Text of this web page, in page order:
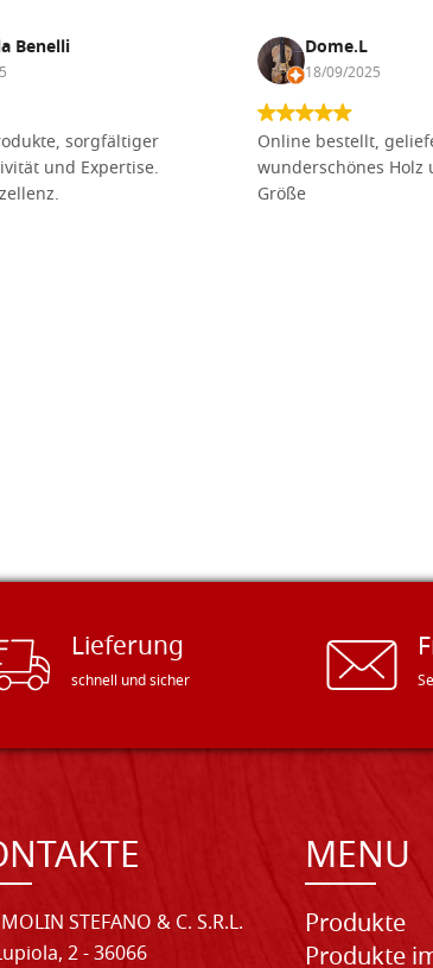
Benelli
sorgfältiger
und Expertise.
Dome.L
18/09/2025
Online bestellt,
wunderschönes Holz
Größe
Lieferung
schnell und sicher
STEFANO & C. S.R.L.
2 - 36066
MENU
Produkte
Produkte